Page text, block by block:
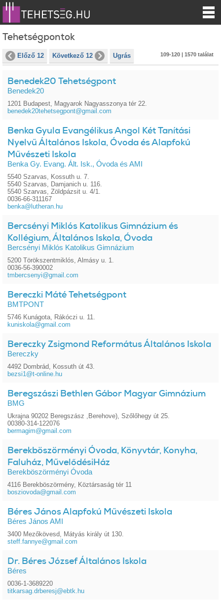
Tehetségpontok
Előző 12 Következő 12 Ugrás 109-120 | 1570 találat
Benedek20 Tehetségpont
Benedek20
1201 Budapest, Magyarok Nagyasszonya tér 22.
benedek20tehetsegpont@gmail.com
Benka Gyula Evangélikus Angol Két Tanítási
Nyelvű Általános Iskola, Óvoda és Alapfokú
Művészeti Iskola
Benka Gy. Evang. Ált. Isk., Óvoda és AMI
5540 Szarvas, Kossuth u. 7.
5540 Szarvas, Damjanich u. 116.
5540 Szarvas, Zöldpázsit u. 4/1.
0036-66-311167
benka@lutheran.hu
Bercsényi Miklós Katolikus Gimnázium és
Kollégium, Általános Iskola, Óvoda
Bercsényi Miklós Katolikus Gimnázium
5200 Törökszentmiklós, Almásy u. 1.
0036-56-390002
tmbercsenyi@gmail.com
Bereczki Máté Tehetségpont
BMTPONT
5746 Kunágota, Rákóczi u. 11.
kuniskola@gmail.com
Bereczky Zsigmond Református Általános Iskola
Bereczky
4492 Dombrád, Kossuth út 43.
bezsi1@t-online.hu
Beregszászi Bethlen Gábor Magyar Gimnázium
BMG
Ukrajna 90202 Beregszász ,Berehove), Szőlőhegy út 25.
00380-314-122076
bermagim@gmail.com
Berekböszörményi Óvoda, Könyvtár, Konyha,
Faluház, MűvelődésiHáz
Berekböszörményi Óvoda
4116 Berekböszörmény, Köztársaság tér 11
bosziovoda@gmail.com
Béres János Alapfokú Művészeti Iskola
Béres János AMI
3400 Mezőkövesd, Mátyás király út 130.
steff.fannye@gmail.com
Dr. Béres József Általános Iskola
Béres
0036-1-3689220
titkarsag.drberesj@ebtk.hu